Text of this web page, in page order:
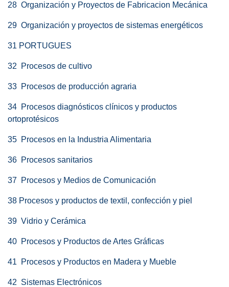
28 Organización y Proyectos de Fabricacion Mecánica
29 Organización y proyectos de sistemas energéticos
31 PORTUGUES
32 Procesos de cultivo
33 Procesos de producción agraria
34 Procesos diagnósticos clínicos y productos
ortoprotésicos
35 Procesos en la Industria Alimentaria
36 Procesos sanitarios
37 Procesos y Medios de Comunicación
38 Procesos y productos de textil, confección y piel
39 Vidrio y Cerámica
40 Procesos y Productos de Artes Gráficas
41 Procesos y Productos en Madera y Mueble
42 Sistemas Electrónicos